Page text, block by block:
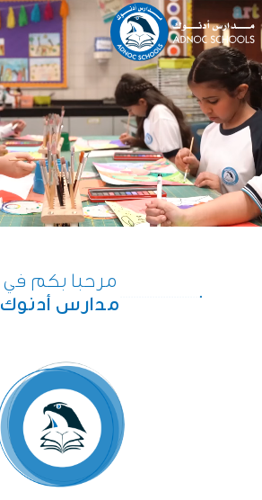
نبذة عنا
المدارس
المنهاج
التسجيل و القبول
خدمات أخرى
English
مرحبا بكم في
مدارس أدنوك